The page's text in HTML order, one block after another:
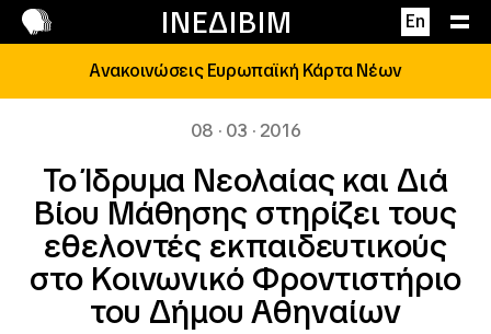
ΙΝΕΔΙΒΙΜ En
Επικοινωνία
Ανακοινώσεις Ευρωπαϊκή Κάρτα Νέων
08 · 03 · 2016
Το Ίδρυμα Νεολαίας και Διά
Βίου Μάθησης στηρίζει τους
εθελοντές εκπαιδευτικούς
στο Κοινωνικό Φροντιστήριο
του Δήμου Αθηναίων